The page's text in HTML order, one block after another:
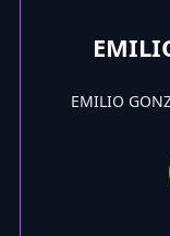
EMILIO